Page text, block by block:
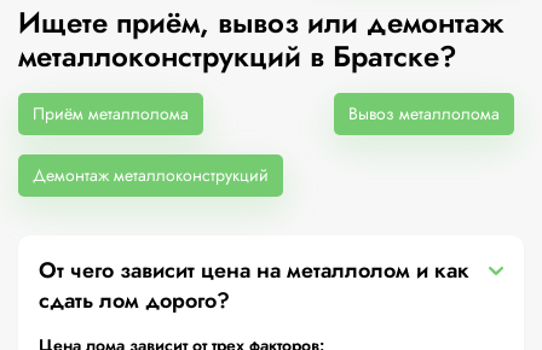
Ищете приём, вывоз или демонтаж
металлоконструкций в Братске?
Приём металлолома Вывоз металлолома
Демонтаж металлоконструкций
От чего зависит цена на металлолом и как
сдать лом дорого?
Цена лома зависит от трех факторов: